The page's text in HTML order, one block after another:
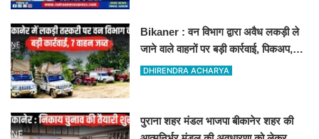
Bikaner : वन विभाग द्वारा अवैध लकड़ी ले
जाने वाले वाहनों पर बड़ी कार्रवाई, पिकअप,
ट्रैक्टर और ट्रक जब्त!
DHIRENDRA ACHARYA
पुराना शहर मंडल भाजपा बीकानेर शहर की